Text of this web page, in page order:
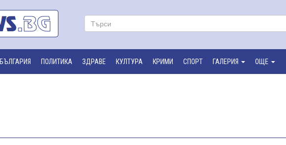
БЪЛГАРИЯ ПОЛИТИКА ЗДРАВЕ КУЛТУРА КРИМИ СПОРТ ГАЛЕРИЯ ОЩЕ